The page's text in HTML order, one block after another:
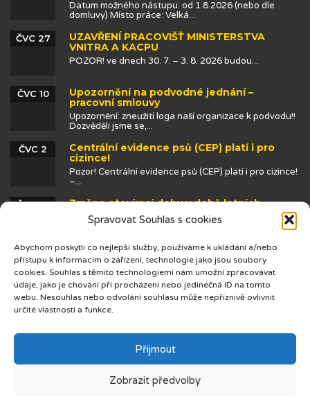
Spravovat Souhlas s cookies
Abychom poskytli co nejlepší služby, používáme k ukládání a/nebo
přístupu k informacím o zařízení, technologie jako jsou soubory
cookies. Souhlas s těmito technologiemi nám umožní zpracovávat
údaje, jako je chování při procházení nebo jedinečná ID na tomto
webu. Nesouhlas nebo odvolání souhlasu může nepříznivě ovlivnit
určité vlastnosti a funkce.
Přijmout
Zobrazit předvolby
Datum možného nástupu: od 1.8.2026 (nebo dle
domluvy) Místo práce: Velká...
UZAVŘENÍ PRACOVIŠŤ MINISTERSTVA
VNITRA A KACPU
ČVC 27
POZOR! ve dnech 30. 7. – 3. 8. 2026 budou...
Upozornění na podvodné jednání –
pracovní smlouvy
ČVC 10
Upozornění: zneužití loga naší organizace k podvodu!!
Dozvěděli jsme se,...
Centrální evidence psů (CEP) platí i pro
cizince!
ČVC 2
Pozor! Centrální evidence psů (CEP) platí i pro cizince!
–...
Změna otevírací doby v době letních
prázdnin
ČVN 25